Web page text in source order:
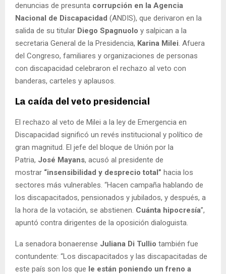
denuncias de presunta corrupción en la Agencia
Nacional de Discapacidad (ANDIS), que derivaron en la
salida de su titular Diego Spagnuolo y salpican a la
secretaria General de la Presidencia, Karina Milei. Afuera
del Congreso, familiares y organizaciones de personas
con discapacidad celebraron el rechazo al veto con
banderas, carteles y aplausos.
La caída del veto presidencial
El rechazo al veto de Milei a la ley de Emergencia en
Discapacidad significó un revés institucional y político de
gran magnitud. El jefe del bloque de Unión por la
Patria, José Mayans, acusó al presidente de
mostrar “insensibilidad y desprecio total” hacia los
sectores más vulnerables. “Hacen campaña hablando de
los discapacitados, pensionados y jubilados, y después, a
la hora de la votación, se abstienen. Cuánta hipocresía”,
apuntó contra dirigentes de la oposición dialoguista.
La senadora bonaerense Juliana Di Tullio también fue
contundente: “Los discapacitados y las discapacitadas de
este país son los que le están poniendo un freno a